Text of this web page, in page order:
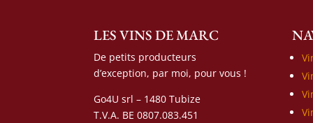
LES VINS DE MARC
De petits producteurs
d’exception, par moi, pour vous !
Go4U srl – 1480 Tubize
T.V.A. BE 0807.083.451